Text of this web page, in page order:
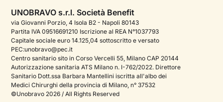
Podcast di psicologia
Corporate
Psicologo italiano all'estero
Approfondimenti sulla salute mentale
Sala stampa
Gestisci cookie
UNOBRAVO s.r.l. Società Benefit
via Giovanni Porzio, 4 Isola B2 - Napoli 80143
Partita IVA 09516691210 Iscrizione al REA N°1037793
Capitale sociale euro 14.125,04 sottoscritto e versato
PEC:unobravo@pec.it
Centro sanitario sito in Corso Vercelli 55, Milano CAP 20144
Autorizzazione sanitaria ATS Milano n. I-762/2022. Direttore
Sanitario Dott.ssa Barbara Mantellini iscritta all'albo dei
Medici Chirurghi della provincia di Milano, n° 37532
©Unobravo 2026 / All Rights Reserved